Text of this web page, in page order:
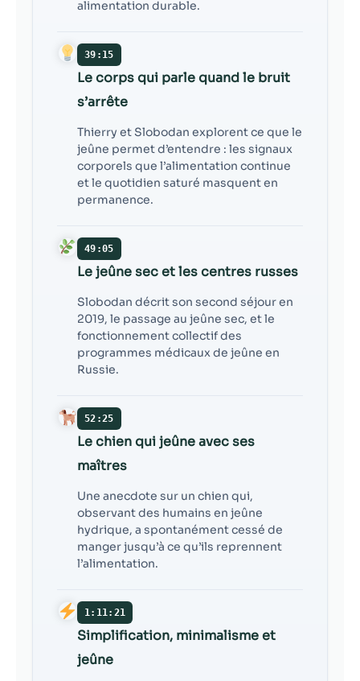
alimentation durable.
39:15
Le corps qui parle quand le bruit
s’arrête
Thierry et Slobodan explorent ce que le
jeûne permet d’entendre : les signaux
corporels que l’alimentation continue
et le quotidien saturé masquent en
permanence.
49:05
Le jeûne sec et les centres russes
Slobodan décrit son second séjour en
2019, le passage au jeûne sec, et le
fonctionnement collectif des
programmes médicaux de jeûne en
Russie.
52:25
Le chien qui jeûne avec ses
maîtres
Une anecdote sur un chien qui,
observant des humains en jeûne
hydrique, a spontanément cessé de
manger jusqu’à ce qu’ils reprennent
l’alimentation.
1:11:21
Simplification, minimalisme et
jeûne